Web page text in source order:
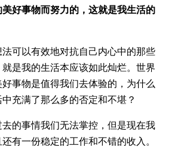
好事物而努力的，这就是我生活的
可以有效地对抗自己内心中的那些
是我的生活本应该如此灿烂。世界
好事物是值得我们去体验的，为什么
充满了那么多的否定和不堪？
的事情我们无法掌控，但是现在我
有一份稳定的工作和不错的收入。